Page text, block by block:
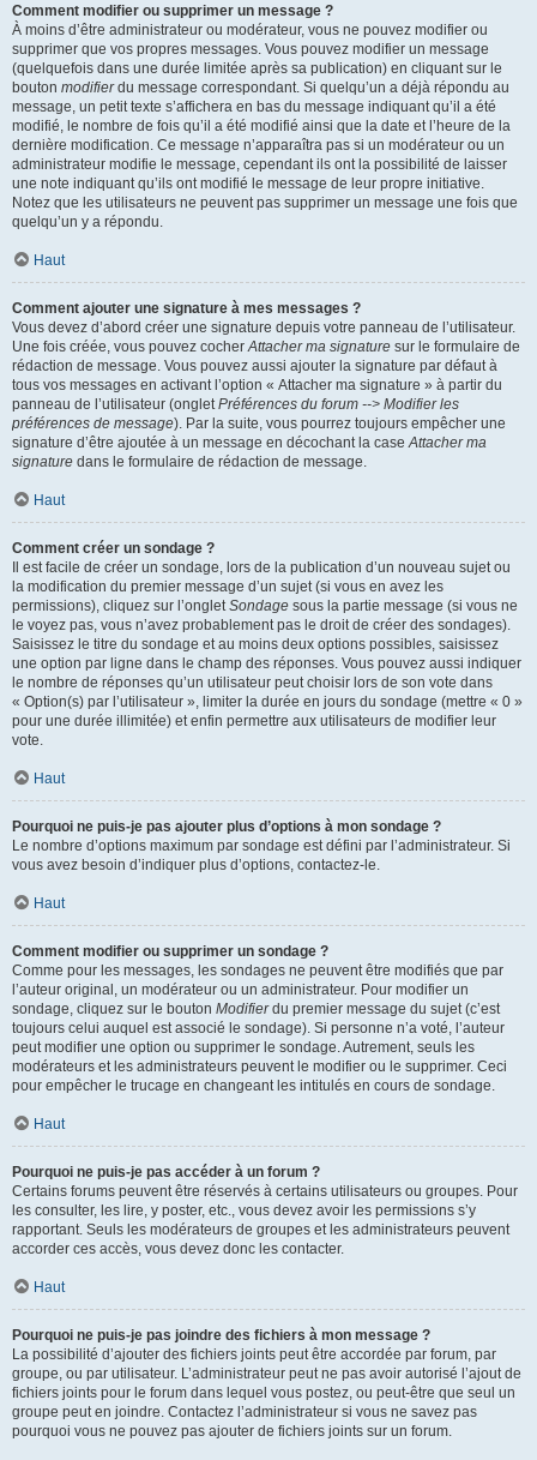
Comment modifier ou supprimer un message ?
À moins d’être administrateur ou modérateur, vous ne pouvez modifier ou
supprimer que vos propres messages. Vous pouvez modifier un message
(quelquefois dans une durée limitée après sa publication) en cliquant sur le
bouton modifierdu message correspondant. Si quelqu’un a déjà répondu au
message, un petit texte s’affichera en bas du message indiquant qu’il a été
modifié, le nombre de fois qu’il a été modifié ainsi que la date et l’heure de la
dernière modification. Ce message n’apparaîtra pas si un modérateur ou un
administrateur modifie le message, cependant ils ont la possibilité de laisser
une note indiquant qu’ils ont modifié le message de leur propre initiative.
Notez que les utilisateurs ne peuvent pas supprimer un message une fois que
quelqu’un y a répondu.
Haut
Comment ajouter une signature à mes messages ?
Vous devez d’abord créer une signature depuis votre panneau de l’utilisateur.
Une fois créée, vous pouvez cocherAttacher ma signature sur le formulaire de
rédaction de message. Vous pouvez aussi ajouter la signature par défaut à
tous vos messages en activant l’option « Attacher ma signature » à partir du
panneau de l’utilisateur (ongletPréférences du forum --> Modifier les
préférences de message). Par la suite, vous pourrez toujours empêcher une
signature d’être ajoutée à un message en décochant la caseAttacher ma
signature dans le formulaire de rédaction de message.
Haut
Comment créer un sondage ?
Il est facile de créer un sondage, lors de la publication d’un nouveau sujet ou
la modification du premier message d’un sujet (si vous en avez les
permissions), cliquez sur l’ongletSondage sous la partie message (si vous ne
le voyez pas, vous n’avez probablement pas le droit de créer des sondages).
Saisissez le titre du sondage et au moins deux options possibles, saisissez
une option par ligne dans le champ des réponses. Vous pouvez aussi indiquer
le nombre de réponses qu’un utilisateur peut choisir lors de son vote dans
« Option(s) par l’utilisateur », limiter la durée en jours du sondage (mettre « 0 »
pour une durée illimitée) et enfin permettre aux utilisateurs de modifier leur
vote.
Haut
Pourquoi ne puis-je pas ajouter plus d’options à mon sondage ?
Le nombre d’options maximum par sondage est défini par l’administrateur. Si
vous avez besoin d’indiquer plus d’options, contactez-le.
Haut
Comment modifier ou supprimer un sondage ?
Comme pour les messages, les sondages ne peuvent être modifiés que par
l’auteur original, un modérateur ou un administrateur. Pour modifier un
sondage, cliquez sur le bouton Modifierdu premier message du sujet (c’est
toujours celui auquel est associé le sondage). Si personne n’a voté, l’auteur
peut modifier une option ou supprimer le sondage. Autrement, seuls les
modérateurs et les administrateurs peuvent le modifier ou le supprimer. Ceci
pour empêcher le trucage en changeant les intitulés en cours de sondage.
Haut
Pourquoi ne puis-je pas accéder à un forum ?
Certains forums peuvent être réservés à certains utilisateurs ou groupes. Pour
les consulter, les lire, y poster, etc., vous devez avoir les permissions s’y
rapportant. Seuls les modérateurs de groupes et les administrateurs peuvent
accorder ces accès, vous devez donc les contacter.
Haut
Pourquoi ne puis-je pas joindre des fichiers à mon message ?
La possibilité d’ajouter des fichiers joints peut être accordée par forum, par
groupe, ou par utilisateur. L’administrateur peut ne pas avoir autorisé l’ajout de
fichiers joints pour le forum dans lequel vous postez, ou peut-être que seul un
groupe peut en joindre. Contactez l’administrateur si vous ne savez pas
pourquoi vous ne pouvez pas ajouter de fichiers joints sur un forum.